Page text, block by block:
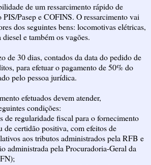
de um ressarcimento rápido de
Pasep e COFINS. O ressarcimento vai
dos seguintes bens: locomotivas elétricas,
e também os vagões.
de 30 dias, contados da data do pedido de
para efetuar o pagamento de 50% do
pelo pessoa jurídica.
efetuados devem atender,
condições:
de regularidade fiscal para o fornecimento
de certidão positiva, com efeitos de
aos tributos administrados pela RFB e
administrada pela Procuradoria-Geral da